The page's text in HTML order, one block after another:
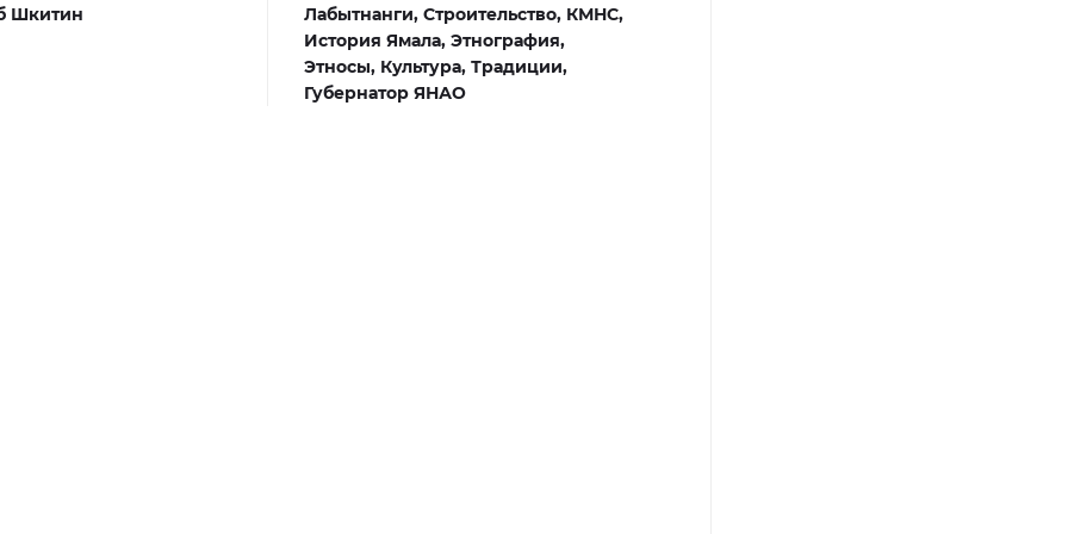
Шкитин Лабытнанги, Строительство, КМНС,
История Ямала, Этнография,
Этносы, Культура, Традиции,
Губернатор ЯНАО